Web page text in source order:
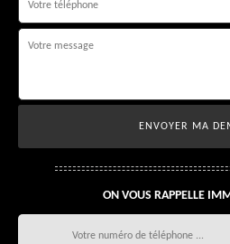
ON VOUS RAPPELLE